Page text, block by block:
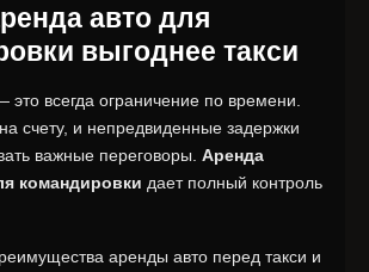
авто для
выгоднее такси
всегда ограничение по времени.
счету, и непредвиденные задержки
важные переговоры. Аренда
командировки дает полный контроль
аренды авто перед такси и